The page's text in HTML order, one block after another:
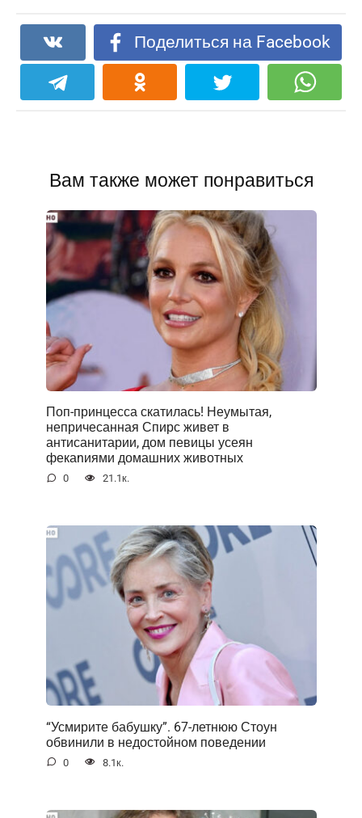
Поделиться на Facebook
Вам также может понравиться
Поп-принцесса скатилась! Неумытая,
непричесанная Спирс живет в
антисанитарии, дом певицы усеян
фекаnиями домашних животных
0 21.1к.
“Усмирите бабушку”. 67-летнюю Стоун
обвинили в недостойном поведении
0 8.1к.